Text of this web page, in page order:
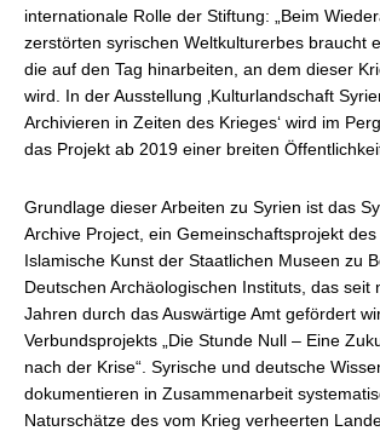
internationale Rolle der Stiftung: „Beim
zerstörten syrischen Weltkulturerbes braucht
die auf den Tag hinarbeiten, an dem dieser
wird. In der Ausstellung ‚Kulturlandschaft
Archivieren in Zeiten des Krieges‘ wird im
das Projekt ab 2019 einer breiten
Grundlage dieser Arbeiten zu Syrien ist das
Archive Project, ein Gemeinschaftsprojekt
Islamische Kunst der Staatlichen Museen zu
Deutschen Archäologischen Instituts, das seit
Jahren durch das Auswärtige Amt gefördert
Verbundsprojekts „Die Stunde Null – Eine
nach der Krise“. Syrische und deutsche
dokumentieren in Zusammenarbeit
Naturschätze des vom Krieg verheerten